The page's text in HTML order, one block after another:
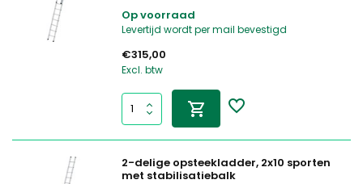
Op voorraad
Levertijd wordt per mail bevestigd
€315,00
Excl. btw
2-delige opsteekladder, 2x10 sporten
met stabilisatiebalk